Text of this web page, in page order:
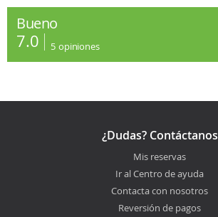
Bueno
7.0 5 opiniones
¿Dudas? Contáctanos
Mis reservas
Ir al Centro de ayuda
Contacta con nosotros
Reversión de pagos